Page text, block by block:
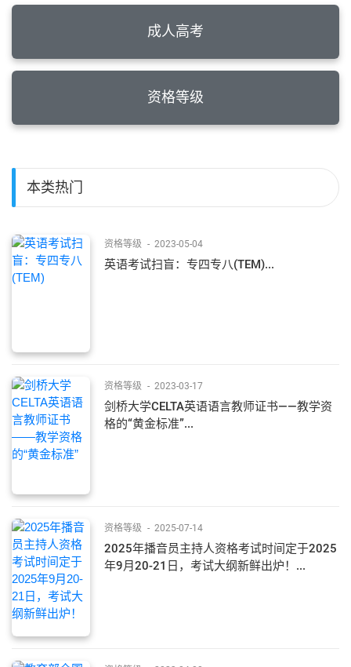
成人高考
资格等级
本类热门
资格等级 - 2023-05-04
英语考试扫盲：专四专八(TEM)...
资格等级 - 2023-03-17
剑桥大学CELTA英语语言教师证书——教学资
格的“黄金标准”...
资格等级 - 2025-07-14
2025年播音员主持人资格考试时间定于2025
年9月20-21日，考试大纲新鲜出炉！...